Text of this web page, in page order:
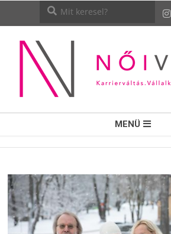
NŐI
VÁLTÓ
MENÜ